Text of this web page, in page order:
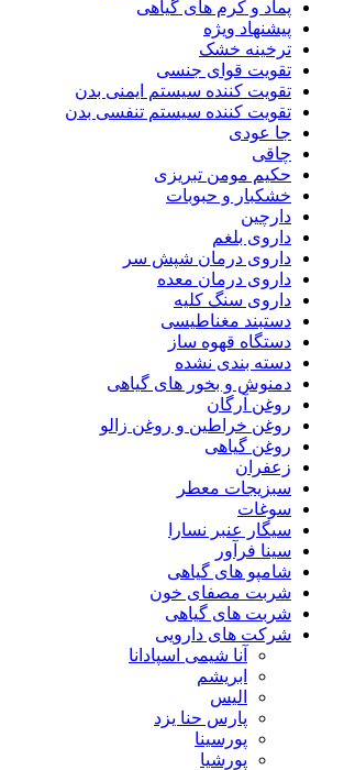
پماد و کرم های گیاهی
پیشنهاد ویژه
ترخینه خشک
تقویت قوای جنسی
تقویت کننده سیستم ایمنی بدن
تقویت کننده سیستم تنفسی بدن
جا عودی
چاقی
حکیم مومن تبریزی
خشکبار و حبوبات
دارچین
داروی بلغم
داروی درمان شپش سر
داروی درمان معده
داروی سنگ کلیه
دستبند مغناطیسی
دستگاه قهوه ساز
دسته بندی نشده
دمنوش و بخور های گیاهی
روغن آرگان
روغن خراطین و روغن زالو
روغن گیاهی
زعفران
سبزیجات معطر
سوغات
سیگار عنبر نسارا
سینا فرآور
شامپو های گیاهی
شربت مصفای خون
شربت های گیاهی
شرکت های دارویی
آنا شیمی اسپادانا
ابریشم
الیس
پارس حنا یزد
پورسینا
پورشیا